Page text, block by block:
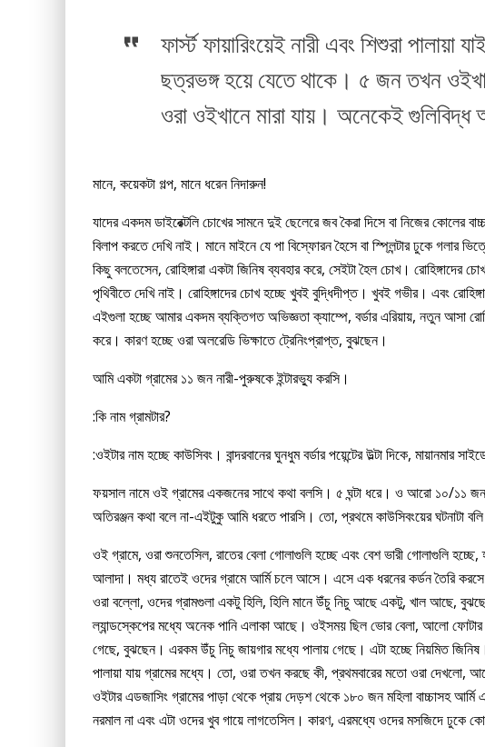
ফার্স্ট ফায়ারিংয়েই নারী এবং শিশুরা
ছত্রভঙ্গ হয়ে যেতে থাকে। ৫ জন তখন
ওরা ওইখানে মারা যায়। অনেকেই
মানে, কয়েকটা গল্প, মানে ধরেন নিদারুন!
যাদের একদম ডাইরেক্টলি চোখের সামনে দুই ছেলেরে জব কৈরা দিসে বা নিজের কোলের
বিলাপ করতে দেখি নাই। মানে মাইনে যে পা বিস্ফোরন হৈসে বা স্প্লিন্টার ঢুকে
কিছু বলতেসেন, রোহিঙ্গারা একটা জিনিষ ব্যবহার করে, সেইটা হৈল চোখ। রোহিঙ্গাদের
পৃথিবীতে দেখি নাই। রোহিঙ্গাদের চোখ হচ্ছে খুবই বুদ্ধিদীপ্ত। খুবই গভীর। এবং
এইগুলা হচ্ছে আমার একদম ব্যক্তিগত অভিজ্ঞতা ক্যাম্পে, বর্ডার এরিয়ায়, নতুন আসা
করে। কারণ হচ্ছে ওরা অলরেডি ভিক্ষাতে ট্রেনিংপ্রাপ্ত, বুঝছেন।
আমি একটা গ্রামের ১১ জন নারী-পুরুষকে ইন্টারভ্যু করসি।
:কি নাম গ্রামটার?
:ওইটার নাম হচ্ছে কাউসিবং। বান্দরবানের ঘুনধুম বর্ডার পয়েন্টের উল্টা দিকে, মায়ানমার
ফয়সাল নামে ওই গ্রামের একজনের সাথে কথা বলসি। ৫ ঘন্টা ধরে। ও আরো ১০/১১
অতিরঞ্জন কথা বলে না-এইটুকু আমি ধরতে পারসি। তো, প্রথমে কাউসিবংয়ের ঘটনাটা
ওই গ্রামে, ওরা শুনতেসিল, রাতের বেলা গোলাগুলি হচ্ছে এবং বেশ ভারী গোলাগুলি
আলাদা। মধ্য রাতেই ওদের গ্রামে আর্মি চলে আসে। এসে এক ধরনের কর্ডন তৈরি
ওরা বল্লো, ওদের গ্রামগুলা একটু হিলি, হিলি মানে উঁচু নিচু আছে একটু, খাল আছে,
ল্যান্ডস্কেপের মধ্যে অনেক পানি এলাকা আছে। ওইসময় ছিল ভোর বেলা, আলো
গেছে, বুঝছেন। এরকম উঁচু নিচু জায়গার মধ্যে পালায় গেছে। এটা হচ্ছে নিয়মিত
পালায়া যায় গ্রামের মধ্যে। তো, ওরা তখন করছে কী, প্রথমবারের মতো ওরা দেখলো,
ওইটার এডজাসিং গ্রামের পাড়া থেকে প্রায় দেড়শ থেকে ১৮০ জন মহিলা বাচ্চাসহ
নরমাল না এবং এটা ওদের খুব গায়ে লাগতেসিল। কারণ, এরমধ্যে ওদের মসজিদে ঢুকে